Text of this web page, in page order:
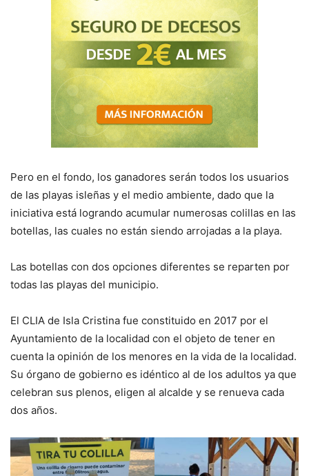
Pero en el fondo, los ganadores serán todos los usuarios
de las playas isleñas y el medio ambiente, dado que la
iniciativa está logrando acumular numerosas colillas en las
botellas, las cuales no están siendo arrojadas a la playa.
Las botellas con dos opciones diferentes se reparten por
todas las playas del municipio.
El CLIA de Isla Cristina fue constituido en 2017 por el
Ayuntamiento de la localidad con el objeto de tener en
cuenta la opinión de los menores en la vida de la localidad.
Su órgano de gobierno es idéntico al de los adultos ya que
celebran sus plenos, eligen al alcalde y se renueva cada
dos años.